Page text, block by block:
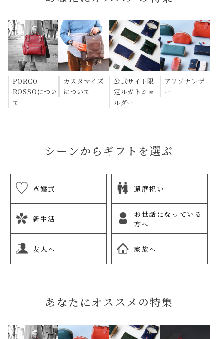
PORCO
ROSSOについ
て
カスタマイズ
について
公式サイト限
定ルガトショ
ルダー
アリゾナレザ
ー
シーンからギフトを選ぶ
革婚式 還暦祝い
新生活
お世話になっている
方へ
友人へ 家族へ
あなたにオススメの特集